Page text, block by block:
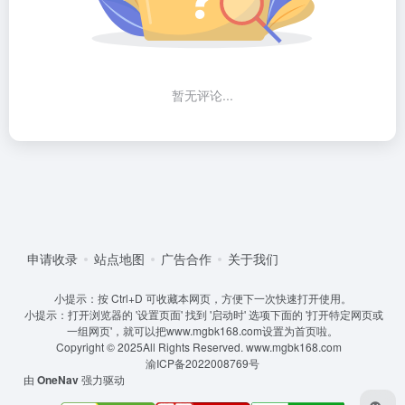
暂无评论...
申请收录 站点地图 广告合作 关于我们
小提示：按 Ctrl+D 可收藏本网页，方便下一次快速打开使用。
小提示：打开浏览器的 '设置页面' 找到 '启动时' 选项下面的 '打开特定网页或
一组网页'，就可以把www.mgbk168.com设置为首页啦。
Copyright © 2025All Rights Reserved. www.mgbk168.com
渝ICP备2022008769号
由 OneNav强力驱动